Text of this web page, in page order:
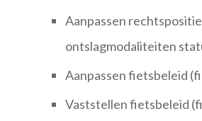
Aanpassen
ontslagmodaliteiten
Aanpassen fietsbeleid
Vaststellen fietsbeleid